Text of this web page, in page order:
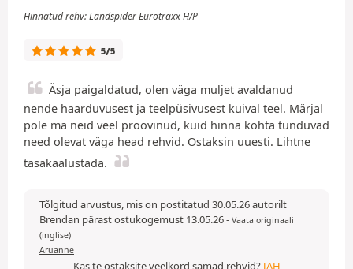
Hinnatud rehv: Landspider Eurotraxx H/P
5/5
Äsja paigaldatud, olen väga muljet avaldanud
nende haarduvusest ja teelpüsivusest kuival teel. Märjal
pole ma neid veel proovinud, kuid hinna kohta tunduvad
need olevat väga head rehvid. Ostaksin uuesti. Lihtne
tasakaalustada.
Tõlgitud arvustus, mis on postitatud 30.05.26 autorilt
Brendan pärast ostukogemust 13.05.26- Vaata originaali
(inglise)
Aruanne
Kas te ostaksite veelkord samad rehvid? JAH